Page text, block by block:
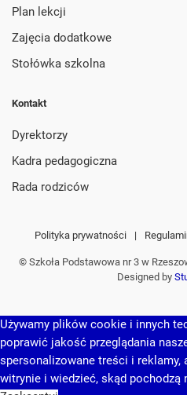
Plan lekcji
Zajęcia dodatkowe
Stołówka szkolna
Kontakt
Dyrektorzy
Kadra pedagogiczna
Rada rodziców
Polityka prywatności |
© Szkoła Podstawowa nr 3 w
Designed by
Używamy plików cookie i innych
poprawić jakość przeglądania
spersonalizowane treści i reklamy,
witrynie i wiedzieć, skąd pochodzą